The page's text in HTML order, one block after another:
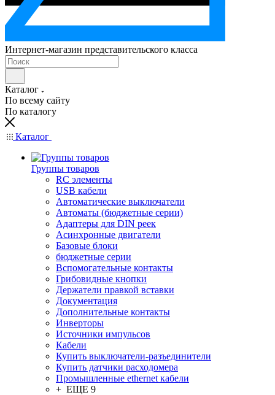
Интернет-магазин представительского класса
Каталог
По всему сайту
По каталогу
Каталог
Группы товаров
RC элементы
USB кабели
Автоматические выключатели
Автоматы (бюджетные серии)
Адаптеры для DIN реек
Асинхронные двигатели
Базовые блоки
бюджетные серии
Вспомогательные контакты
Грибовидные кнопки
Держатели правкой вставки
Документация
Дополнительные контакты
Инверторы
Источники импульсов
Кабели
Купить выключатели-разъединители
Купить датчики расходомера
Промышленные ethernet кабели
+ ЕЩЕ 9